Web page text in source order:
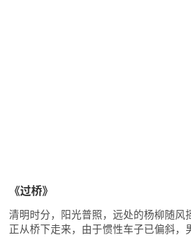
《过桥》
清明时分，阳光普照，远处的杨柳随风
正从桥下走来，由于惯性车子已偏斜，